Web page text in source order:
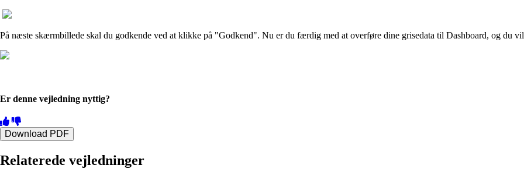
På næste skærmbillede skal du godkende ved at klikke på "Godkend". Nu er du færdig med at overføre dine grisedata til Dashboard, og du
Er denne vejledning nyttig?
Download PDF
Relaterede vejledninger